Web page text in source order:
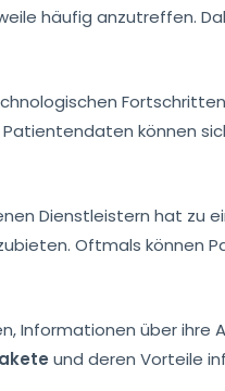
häufig anzutreffen.
können
Dienstleistern hat zu
Oftmals können
Informationen über
und deren Vorteile